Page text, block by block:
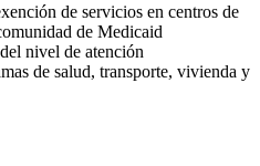
de servicios en centros de
de Medicaid
nivel de atención
de salud, transporte, vivienda y